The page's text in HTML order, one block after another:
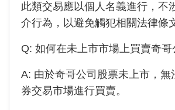
此類交易應以個人名義進行，不
介行為，以避免觸犯相關法律條
Q: 如何在未上市市場上買賣奇哥
A: 由於奇哥公司 股票未上市，無
券交易市場進行買賣。